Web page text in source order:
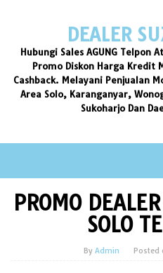
DEALER
Hubungi Sales AGUNG Telpon
Promo Diskon Harga Kredit
Cashback. Melayani Penjualan
Area Solo, Karanganyar,
Sukoharjo Dan
PROMO
SOLO
By Admin Posted